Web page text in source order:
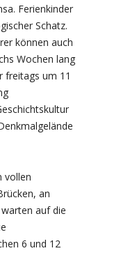
Ferienkinder
Schatz.
können auch
Wochen lang
freitags um 11
vollen
an
auf die
6 und 12